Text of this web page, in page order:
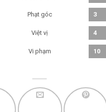
Phạt góc 3
Việt vị 4
Vi phạm 10